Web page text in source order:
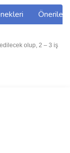
olup, 2 – 3 iş